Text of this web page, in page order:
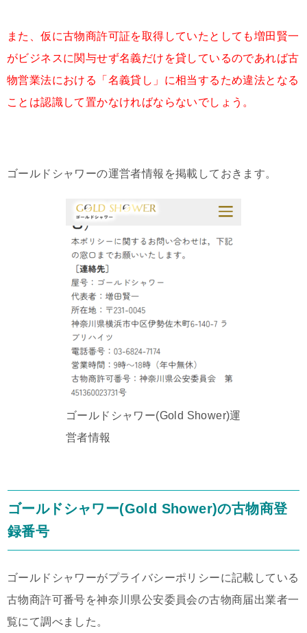
また、仮に古物商許可証を取得していたとしても増田賢一
がビジネスに関与せず名義だけを貸しているのであれば古
物営業法における「名義貸し」に相当するため違法となる
ことは認識して置かなければならないでしょう。
ゴールドシャワーの運営者情報を掲載しておきます。
ゴールドシャワー(Gold Shower)運
営者情報
ゴールドシャワー(Gold Shower)の古物商登
録番号
ゴールドシャワーがプライバシーポリシーに記載している
古物商許可番号を神奈川県公安委員会の古物商届出業者一
覧にて調べました。